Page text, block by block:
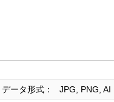
データ形式： JPG, PNG, AI